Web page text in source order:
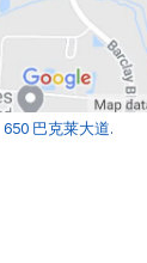
巴克莱大道.